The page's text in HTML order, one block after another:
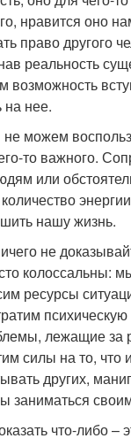
нравится оно
право другого
реальность
возможность
на нее.
можем
то важного.
или
нашу жизнь.
не
колоссальны:
ресурсы
лежащие за
силы на то, что
других,
заниматься
что-либо –